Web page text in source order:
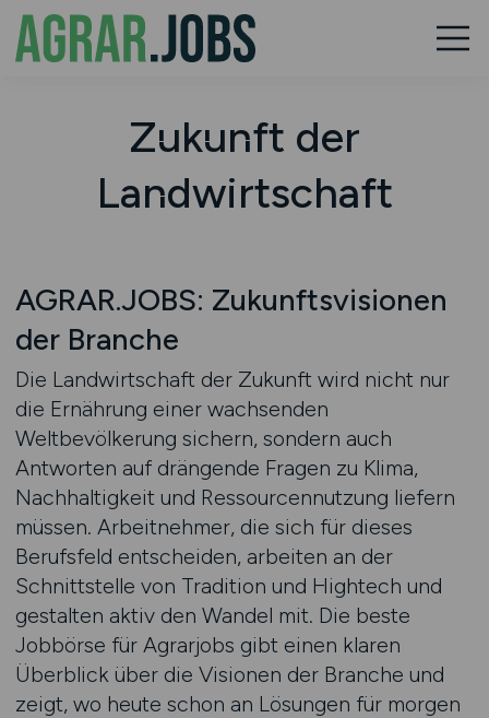
Zukunft der
Landwirtschaft
AGRAR.JOBS: Zukunftsvisionen
der Branche
Die Landwirtschaft der Zukunft wird nicht nur
die Ernährung einer wachsenden
Weltbevölkerung sichern, sondern auch
Antworten auf drängende Fragen zu Klima,
Nachhaltigkeit und Ressourcennutzung liefern
müssen. Arbeitnehmer, die sich für dieses
Berufsfeld entscheiden, arbeiten an der
Schnittstelle von Tradition und Hightech und
gestalten aktiv den Wandel mit. Die beste
Jobbörse für Agrarjobs gibt einen klaren
Überblick über die Visionen der Branche und
zeigt, wo heute schon an Lösungen für morgen